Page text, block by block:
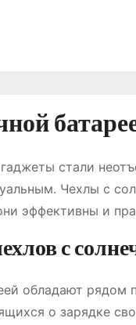
стали
Чехлы с
эффективны и
с
обладают
о зарядке